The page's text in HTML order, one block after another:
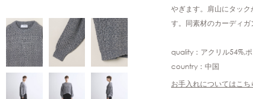
やぎます。肩山にタッ
す。同素材のカーディガ
quality：アクリル54%,
country：中国
お手入れについてはこち